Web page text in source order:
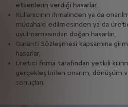
etkenlerin verdiği hasarlar,
Kullanıcının ihmalinden ya da
müdahale edilmesinden ya da
uyulmamasından doğan hasarlar,
Garanti Sözleşmesi kapsamına
hasarlar,
Üretici firma tarafından yetkili
gerçekleştirilen onarım, dönüşüm
sonuçları.